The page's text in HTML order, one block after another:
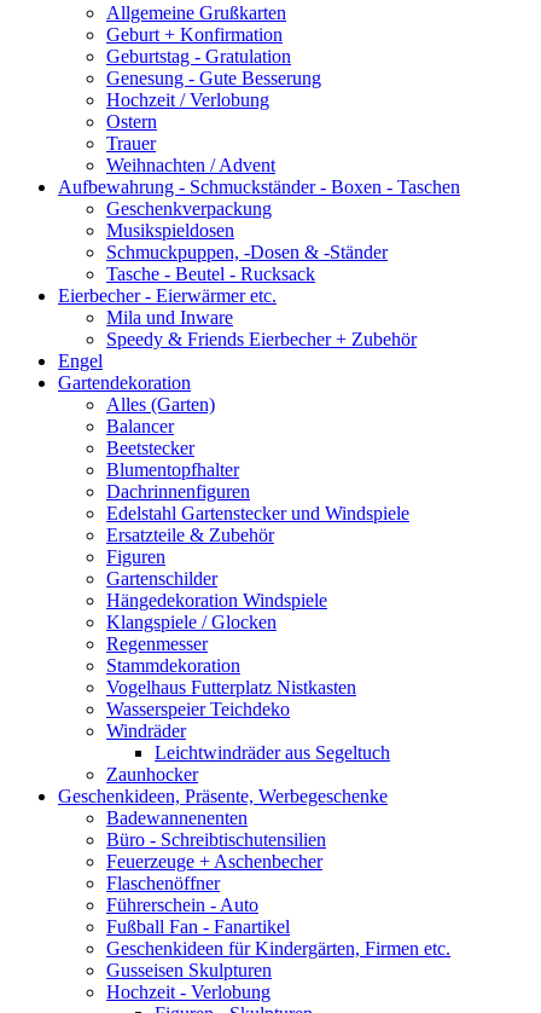
Allgemeine Grußkarten
Geburt + Konfirmation
Geburtstag - Gratulation
Genesung - Gute Besserung
Hochzeit / Verlobung
Ostern
Trauer
Weihnachten / Advent
Aufbewahrung - Schmuckständer - Boxen - Taschen
Geschenkverpackung
Musikspieldosen
Schmuckpuppen, -Dosen & -Ständer
Tasche - Beutel - Rucksack
Eierbecher - Eierwärmer etc.
Mila und Inware
Speedy & Friends Eierbecher + Zubehör
Engel
Gartendekoration
Alles (Garten)
Balancer
Beetstecker
Blumentopfhalter
Dachrinnenfiguren
Edelstahl Gartenstecker und Windspiele
Ersatzteile & Zubehör
Figuren
Gartenschilder
Hängedekoration Windspiele
Klangspiele / Glocken
Regenmesser
Stammdekoration
Vogelhaus Futterplatz Nistkasten
Wasserspeier Teichdeko
Windräder
Leichtwindräder aus Segeltuch
Zaunhocker
Geschenkideen, Präsente, Werbegeschenke
Badewannenenten
Büro - Schreibtischutensilien
Feuerzeuge + Aschenbecher
Flaschenöffner
Führerschein - Auto
Fußball Fan - Fanartikel
Geschenkideen für Kindergärten, Firmen etc.
Gusseisen Skulpturen
Hochzeit - Verlobung